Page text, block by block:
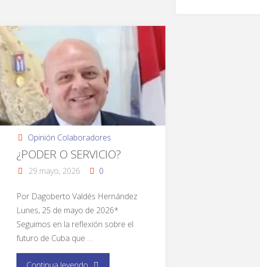
Opinión Colaboradores
¿PODER O SERVICIO?
29 mayo, 2026 0
Por Dagoberto Valdés Hernández
Lunes, 25 de mayo de 2026*
Seguimos en la reflexión sobre el
futuro de Cuba que …